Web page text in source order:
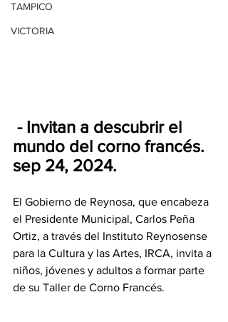
TAMPICO
VICTORIA
mundo del corno francés.
sep 24, 2024.
El Gobierno de Reynosa, que encabeza
el Presidente Municipal, Carlos Peña
Ortiz, a través del Instituto Reynosense
para la Cultura y las Artes, IRCA, invita a
niños, jóvenes y adultos a formar parte
de su Taller de Corno Francés.